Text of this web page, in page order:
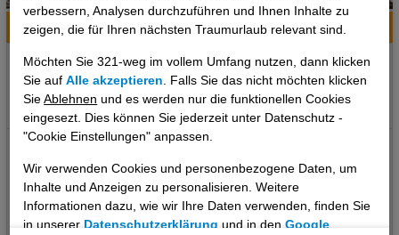
verbessern, Analysen durchzuführen und Ihnen Inhalte zu
zeigen, die für Ihren nächsten Traumurlaub relevant sind.
Möchten Sie 321-weg im vollem Umfang nutzen, dann klicken
Sie aufAlle akzeptieren . Falls Sie das nicht möchten klicken
SieAblehnen und es werden nur die funktionellen Cookies
eingesezt. Dies können Sie jederzeit unter Datenschutz -
"Cookie Einstellungen" anpassen.
Wir verwenden Cookies und personenbezogene Daten, um
Inhalte und Anzeigen zu personalisieren. Weitere
Informationen dazu, wie wir Ihre Daten verwenden, finden Sie
in unsererDatenschutzerklärung und in denGoogle
Hotelinfo Bilder Karte
Ort:Washington D.C., District of Columbia, USA
Klima zum Reisezeitpunkt:
Ausstattung: - Anzahl Etagen: 14 - Internet - Pool - Außenpool -
Klimaanlage - Wäscheservice - Roomservice Zimmerausstattung:
- Bad - Haartrockner Verpflegung: - Restaurant - Frühstücksbuffet
- Bar Sport: - Fitnessraum Zahlungsmöglichkeiten: - MasterCard -
Visa - American Express - Diners